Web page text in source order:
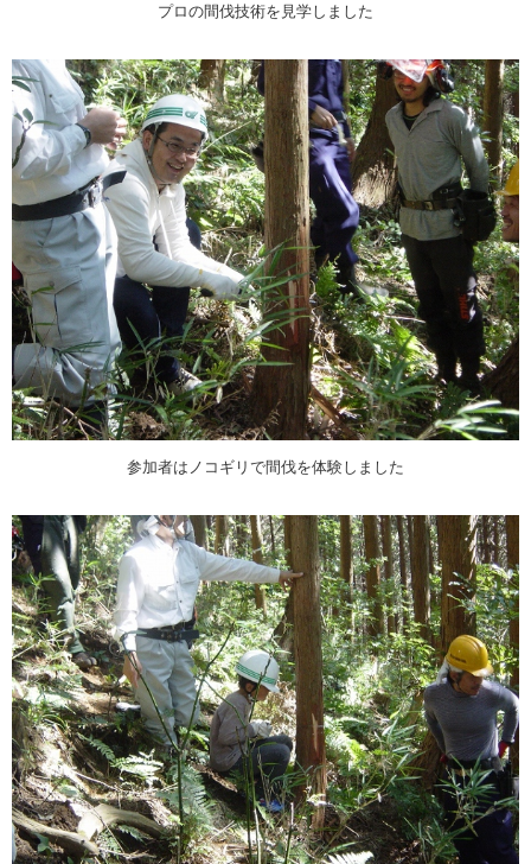
プロの間伐技術を見学しました
参加者はノコギリで間伐を体験しました